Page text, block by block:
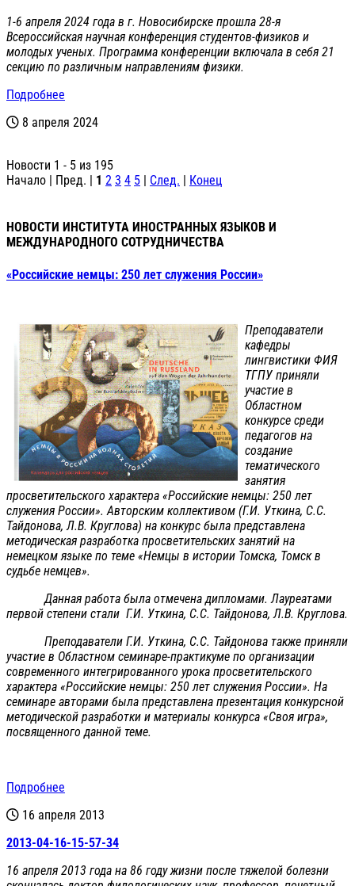
1-6 апреля 2024 года в г. Новосибирске прошла 28-я
Всероссийская научная конференция студентов-физиков и
молодых ученых. Программа конференции включала в себя 21
секцию по различным направлениям физики.
Подробнее
8 апреля 2024
Новости 1 - 5 из 195
Начало | Пред. | 1 2 3 4 5 | След. | Конец
НОВОСТИ ИНСТИТУТА ИНОСТРАННЫХ ЯЗЫКОВ И
МЕЖДУНАРОДНОГО СОТРУДНИЧЕСТВА
«Российские немцы: 250 лет служения России»
Преподаватели
кафедры
лингвистики ФИЯ
ТГПУ приняли
участие в
Областном
конкурсе среди
педагогов на
создание
тематического
занятия
просветительского характера «Российские немцы: 250 лет
служения России». Авторским коллективом (Г.И. Уткина, С.С.
Тайдонова, Л.В. Круглова) на конкурс была представлена
методическая разработка просветительских занятий на
немецком языке по теме «Немцы в истории Томска, Томск в
судьбе немцев».
Данная работа была отмечена дипломами. Лауреатами
первой степени стали Г.И. Уткина, С.С. Тайдонова, Л.В. Круглова.
Преподаватели Г.И. Уткина, С.С. Тайдонова также приняли
участие в Областном семинаре-практикуме по организации
современного интегрированного урока просветительского
характера «Российские немцы: 250 лет служения России». На
семинаре авторами была представлена презентация конкурсной
методической разработки и материалы конкурса «Своя игра»,
посвященного данной теме.
Подробнее
16 апреля 2013
2013-04-16-15-57-34
16 апреля 2013 года на 86 году жизни после тяжелой болезни